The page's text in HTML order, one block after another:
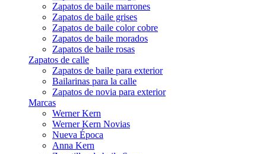
Zapatos de baile marrones
Zapatos de baile grises
Zapatos de baile color cobre
Zapatos de baile morados
Zapatos de baile rosas
Zapatos de calle
Zapatos de baile para exterior
Bailarinas para la calle
Zapatos de novia para exterior
Marcas
Werner Kern
Werner Kern Novias
Nueva Época
Anna Kern